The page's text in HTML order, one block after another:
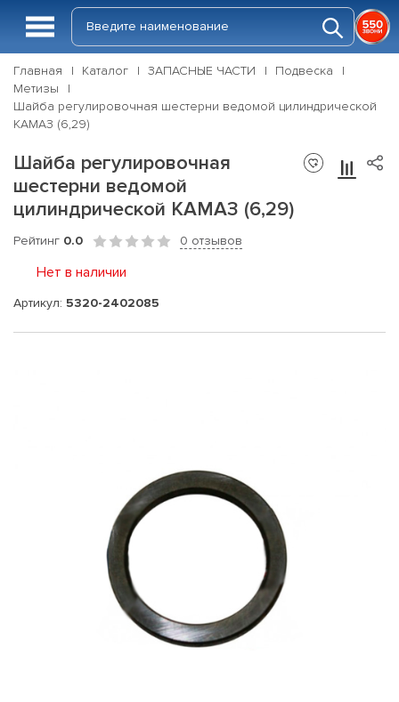
Главная Каталог ЗАПАСНЫЕ ЧАСТИ
Подвеска
Метизы
Шайба регулировочная шестерни ведомой цилиндрической
КАМАЗ (6,29)
Шайба регулировочная
шестерни ведомой
цилиндрической КАМАЗ (6,29)
Рейтинг 0.0 0 отзывов
Нет в наличии
Артикул: 5320-2402085